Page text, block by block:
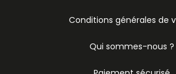
Conditions générales de
Qui sommes-nous ?